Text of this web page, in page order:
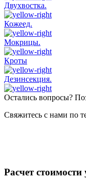
Двухвостка.
Кожеед.
Мокрицы.
Кроты
Дезинсекция.
Остались вопросы?
Свяжитесь с нами по
Расчет стоимости